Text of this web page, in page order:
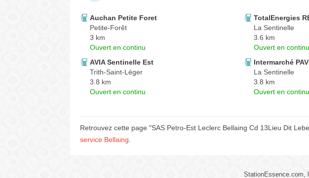
Auchan Petite Foret
Petite-Forêt
3 km
Ouvert en continu
TotalEnergies
La Sentinelle
3.6 km
Ouvert en continu
AVIA Sentinelle Est
Trith-Saint-Léger
3.8 km
Ouvert en continu
Intermarché
La Sentinelle
3.8 km
Ouvert en continu
Retrouvez cette page "SAS Petro-Est Leclerc Bellaing Cd 13Lieu Dit
service Bellaing.
StationEssence.com,